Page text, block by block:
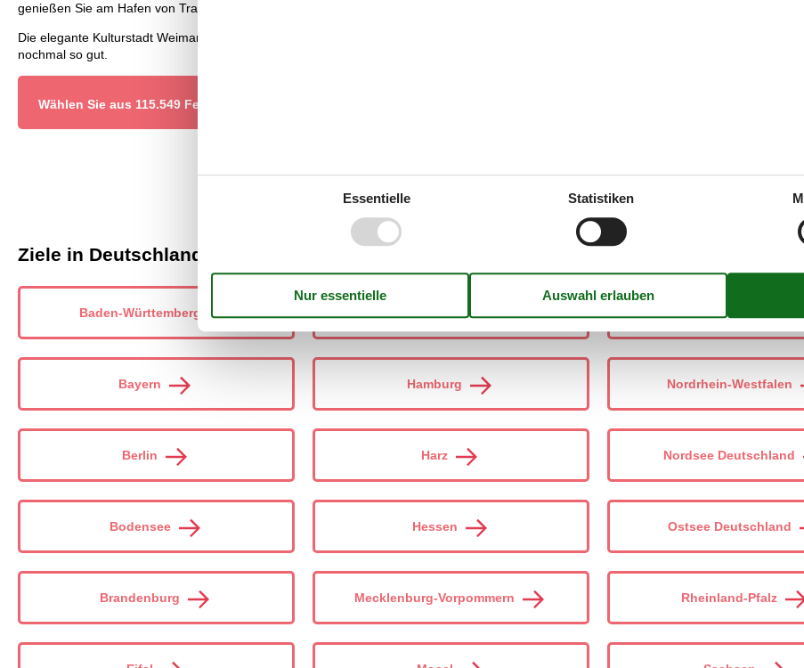
genießen Sie am Hafen von Travemünde ein Krabbenbrötchen frisch vom Kutter oder schlemmen Sie im Harz einen Riesen-Windbeutel mit
Die elegante Kulturstadt Weimar kredenzt Ihnen herzhaftes Zwiebelmarktbrot und im Allgäu schmeckt die Brettljause mit regionalem
nochmal so gut.
Wählen Sie aus 115.549 Ferienhäusern
Ziele in Deutschland
Baden-Württemberg
Bayern
Berlin
Bodensee
Brandenburg
Erzgebirge
Hamburg
Harz
Hessen
Mecklenburg-Vorpommern
Niedersachsen
Nordrhein-Westfalen
Nordsee Deutschland
Ostsee Deutschland
Rheinland-Pfalz
Essentielle Statistiken